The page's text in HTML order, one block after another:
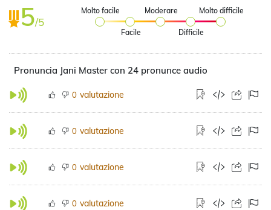
5/5
Molto facile
Facile
Moderare
Difficile
Molto difficile
Pronuncia Jani Master con 24 pronunce audio
0 valutazione
0 valutazione
0 valutazione
0 valutazione